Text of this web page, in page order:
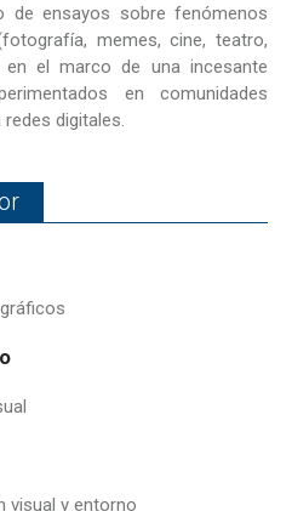
de ensayos sobre fenómenos
memes, cine, teatro,
en el marco de una incesante
en comunidades
digitales.
visual y entorno